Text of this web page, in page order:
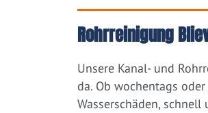
Rohrreinigung
Unsere Kanal- und
da. Ob wochentags
Wasserschäden,